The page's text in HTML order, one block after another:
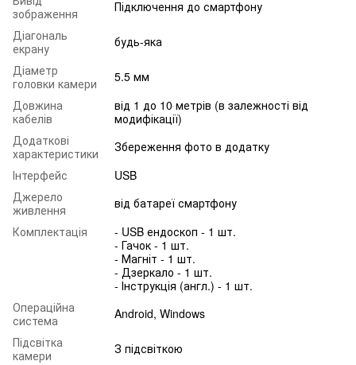
зображення
Підключення до смартфону
Діагональ
екрану
будь-яка
Діаметр
головки камери
5.5 мм
Довжина
кабелів
від 1 до 10 метрів (в залежності від
модифікації)
Додаткові
характеристики
Збереження фото в додатку
Інтерфейс
USB
Джерело
живлення
від батареї смартфону
Комплектація
- USB ендоскоп - 1 шт.
- Гачок - 1 шт.
- Магніт - 1 шт.
- Дзеркало - 1 шт.
- Інструкція (англ.) - 1 шт.
Операційна
система
Android, Windows
Підсвітка
камери
З підсвіткою